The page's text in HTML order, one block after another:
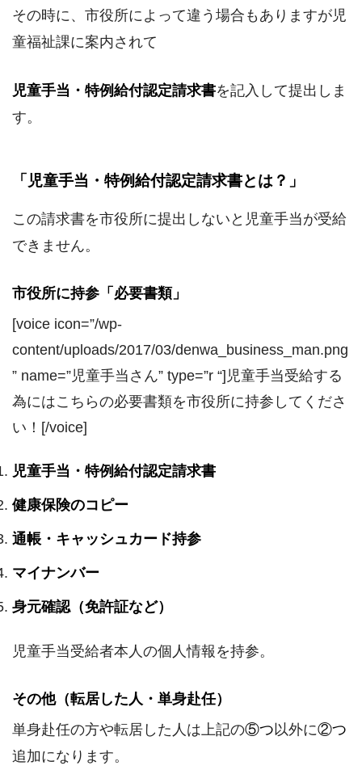
その時に、市役所によって違う場合もありますが児
童福祉課に案内されて
児童手当・特例給付認定請求書を記入して提出しま
す。
「児童手当・特例給付認定請求書とは？」
この請求書を市役所に提出しないと児童手当が受給
できません。
市役所に持参「必要書類」
[voice icon=”/wp-
content/uploads/2017/03/denwa_business_man.png
” name=”児童手当さん” type=”r “]児童手当受給する
為にはこちらの必要書類を市役所に持参してくださ
い！[/voice]
児童手当・特例給付認定請求書
健康保険のコピー
通帳・キャッシュカード持参
マイナンバー
身元確認（免許証など）
児童手当受給者本人の個人情報を持参。
その他（転居した人・単身赴任）
単身赴任の方や転居した人は上記の⑤つ以外に②つ
追加になります。